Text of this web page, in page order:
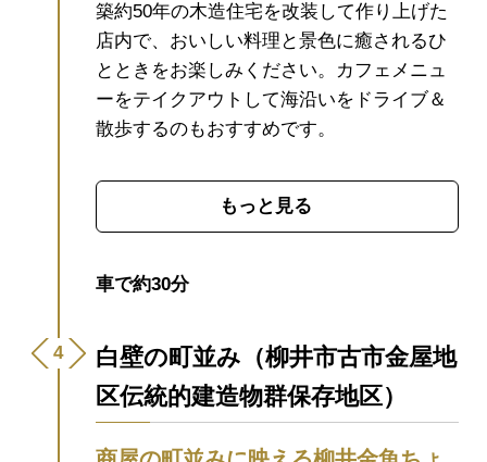
築約50年の木造住宅を改装して作り上げた
店内で、おいしい料理と景色に癒されるひ
とときをお楽しみください。カフェメニュ
ーをテイクアウトして海沿いをドライブ＆
散歩するのもおすすめです。
もっと見る
車で約30分
白壁の町並み（柳井市古市金屋地
区伝統的建造物群保存地区）